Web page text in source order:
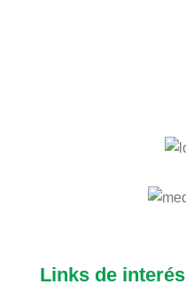
Links de interés